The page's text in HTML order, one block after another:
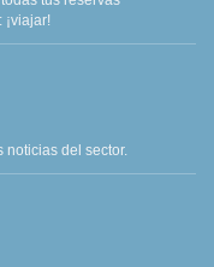
¡viajar!
del sector.